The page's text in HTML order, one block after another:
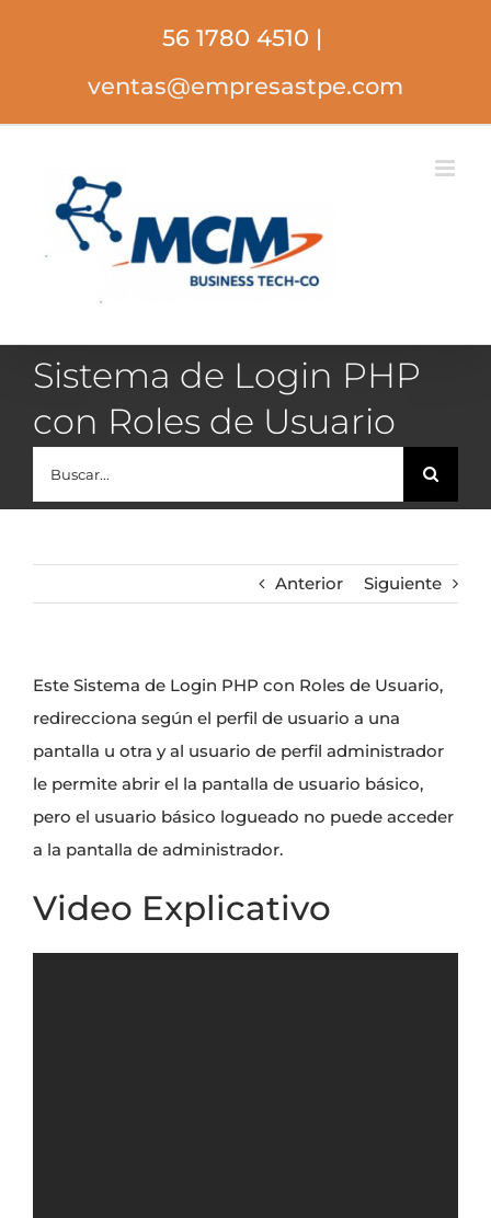
56 1780 4510 |
ventas@empresastpe.com
Sistema de Login PHP
con Roles de Usuario
Anterior Siguiente
Este Sistema de Login PHP con Roles de Usuario,
redirecciona según el perfil de usuario a una
pantalla u otra y al usuario de perfil administrador
le permite abrir el la pantalla de usuario básico,
pero el usuario básico logueado no puede acceder
a la pantalla de administrador.
Video Explicativo